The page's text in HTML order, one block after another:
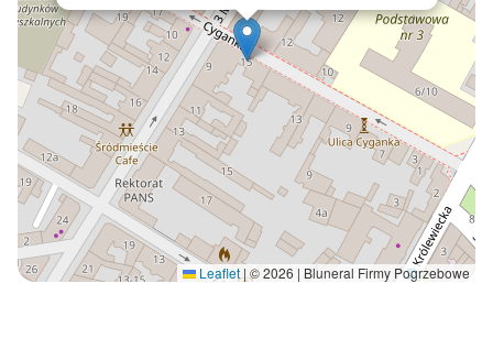
Leaflet | © 2026 | Bluneral Firmy Pogrzebowe